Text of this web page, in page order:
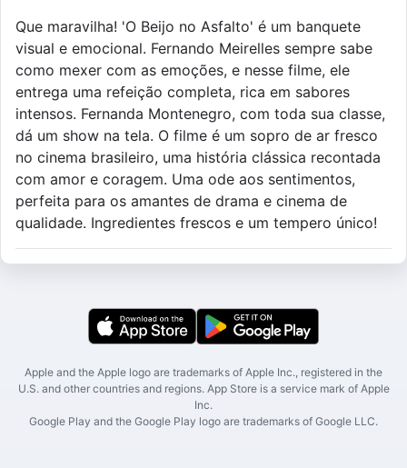
Que maravilha! 'O Beijo no Asfalto' é um banquete
visual e emocional. Fernando Meirelles sempre sabe
como mexer com as emoções, e nesse filme, ele
entrega uma refeição completa, rica em sabores
intensos. Fernanda Montenegro, com toda sua classe,
dá um show na tela. O filme é um sopro de ar fresco
no cinema brasileiro, uma história clássica recontada
com amor e coragem. Uma ode aos sentimentos,
perfeita para os amantes de drama e cinema de
qualidade. Ingredientes frescos e um tempero único!
Apple and the Apple logo are trademarks of Apple Inc., registered in the
U.S. and other countries and regions. App Store is a service mark of Apple
Inc.
Google Play and the Google Play logo are trademarks of Google LLC.